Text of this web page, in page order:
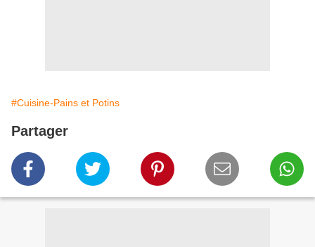
#Cuisine-Pains et Potins
Partager